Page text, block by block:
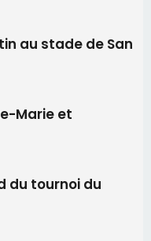
à Cruculi le
organise une
au stade de San